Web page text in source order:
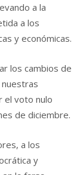
a la
a los
y económicas.
los cambios de
el voto nulo
de diciembre.
a los
y